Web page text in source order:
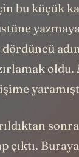
bu küçük
dördüncü
oldu.
çıktı.